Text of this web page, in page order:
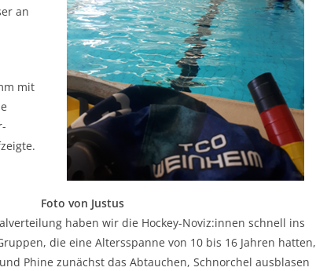
an
mit
Foto von Justus
haben wir die Hockey-Noviz:innen schnell ins
die eine Altersspanne von 10 bis 16 Jahren hatten,
Phine zunächst das Abtauchen, Schnorchel ausblasen